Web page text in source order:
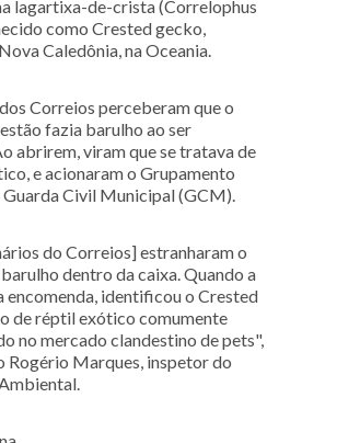
lagartixa-de-crista (Correlophus
como Crested gecko,
Caledônia, na Oceania.
Correios perceberam que o
fazia barulho ao ser
abrirem, viram que se tratava de
e acionaram o Grupamento
Civil Municipal (GCM).
do Correios] estranharam o
dentro da caixa. Quando a
encomenda, identificou o Crested
de réptil exótico comumente
no mercado clandestino de pets",
Rogério Marques, inspetor do